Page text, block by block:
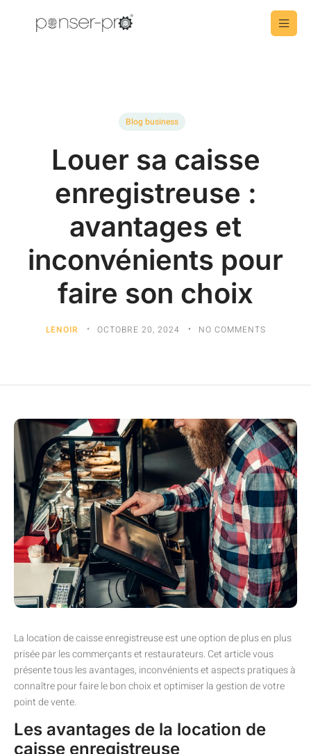
Blog business
Louer sa caisse
enregistreuse :
avantages et
inconvénients pour
faire son choix
LENOIR OCTOBRE 20, 2024 NO COMMENTS
La location de caisse enregistreuse est une option de plus en plus
prisée par les commerçants et restaurateurs. Cet article vous
présente tous les avantages, inconvénients et aspects pratiques à
connaître pour faire le bon choix et optimiser la gestion de votre
point de vente.
Les avantages de la location de
caisse enregistreuse